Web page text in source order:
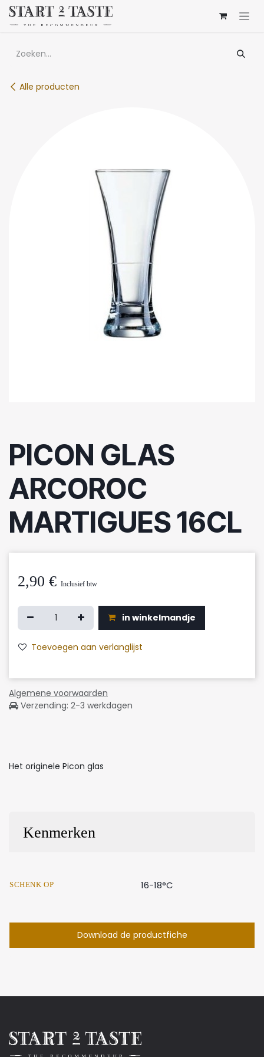
Overslaan naar inhoud
Alle producten
PICON GLAS
ARCOROC
MARTIGUES 16CL
2,90 € Inclusief btw
in winkelmandje
Toevoegen aan verlanglijst
Algemene voorwaarden
Verzending: 2-3 werkdagen
Het originele Picon glas
Kenmerken
SCHENK OP 16-18°C
Download de productfiche